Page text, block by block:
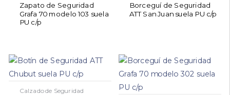
Zapato de Seguridad
Grafa 70 modelo 103 suela
PU c/p
Borceguí de Seguridad
ATT San Juan suela PU c/p
Calzado de Seguridad